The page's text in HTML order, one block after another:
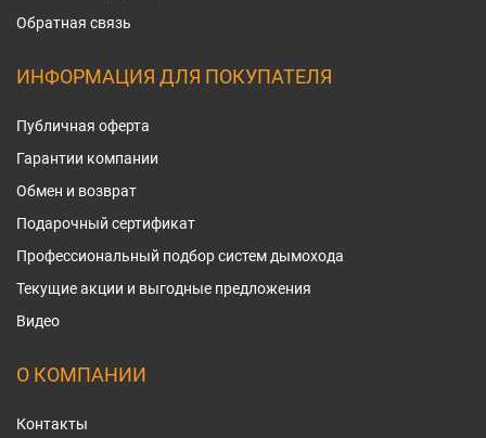
Обратная связь
ИНФОРМАЦИЯ ДЛЯ ПОКУПАТЕЛЯ
Публичная оферта
Гарантии компании
Обмен и возврат
Подарочный сертификат
Профессиональный подбор систем дымохода
Текущие акции и выгодные предложения
Видео
О КОМПАНИИ
Контакты